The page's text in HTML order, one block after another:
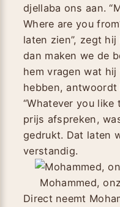
djellaba ons aan.
Where are you
laten zien”, zegt
dan maken we de
hem vragen wat
hebben,
“Whatever you like
prijs afspreken,
gedrukt. Dat laten
verstandig.
Mohammed,
Direct neemt